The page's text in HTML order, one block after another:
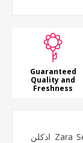
Guaranteed
Quality and
Freshness
ادکلن Zara Seoul Winter عطری مردانه است که بسیار